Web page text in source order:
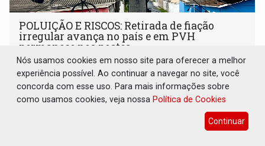
POLUIÇÃO E RISCOS: Retirada de fiação
irregular avança no país e em PVH
permanece nos postes
09 de Agosto de 2026 às 07:00
O emaranhado de fios nos postes é um problema urbano
que já vem sendo enfrentado em diversas cidades
Nós usamos cookies em nosso site para oferecer a melhor
experiência possível. Ao continuar a navegar no site, você
concorda com esse uso. Para mais informações sobre
como usamos cookies, veja nossa Política de Cookies
Continuar